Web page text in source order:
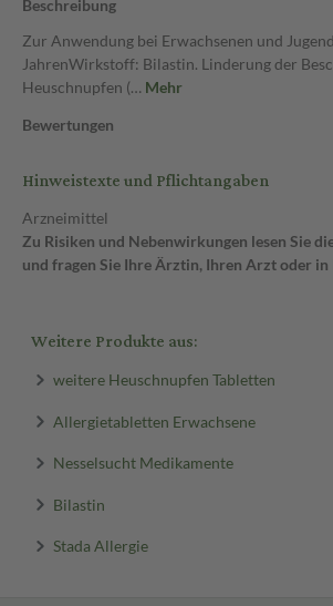
Beschreibung
Zur Anwendung bei Erwachsenen und
JahrenWirkstoff: Bilastin. Linderung der
Heuschnupfen (… Mehr
Bewertungen
Hinweistexte und Pflichtangaben
Arzneimittel
Zu Risiken und Nebenwirkungen lesen Sie
und fragen Sie Ihre Ärztin, Ihren Arzt oder
Weitere Produkte aus:
weitere Heuschnupfen Tabletten
Allergietabletten Erwachsene
Nesselsucht Medikamente
Bilastin
Stada Allergie